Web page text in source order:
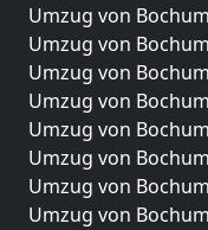
Umzug von
Umzug von
Umzug von
Umzug von
Umzug von
Umzug von
Umzug von
Umzug von